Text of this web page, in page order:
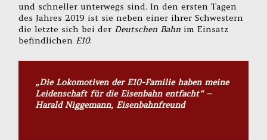
und schneller unterwegs sind. In den ersten Tagen
des Jahres 2019 ist sie neben einer ihrer Schwestern
die letzte sich bei der Deutschen Bahn im Einsatz
befindlichen E10.
„Die Lokomotiven der E10-Familie haben meine
Leidenschaft für die Eisenbahn entfacht“ –
Harald Niggemann, Eisenbahnfreund